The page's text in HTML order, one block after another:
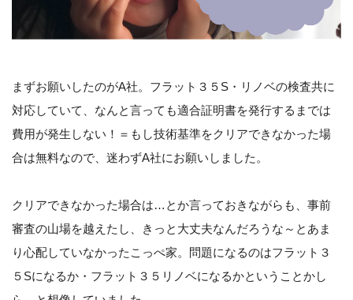
まずお願いしたのがA社。フラット３５S・リノベの検査共に
対応していて、なんと言っても適合証明書を発行するまでは
費用が発生しない！＝もし技術基準をクリアできなかった場
合は無料なので、迷わずA社にお願いしました。
クリアできなかった場合は…とか言っておきながらも、事前
審査の山場を越えたし、きっと大丈夫なんだろうな～とあま
り心配していなかったこっぺ家。問題になるのはフラット３
５Sになるか・フラット３５リノベになるかということかし